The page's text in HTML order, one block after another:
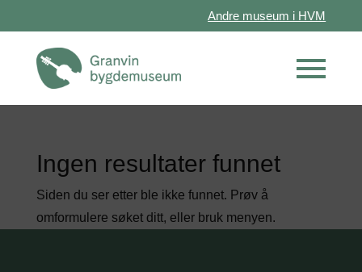
Andre museum i HVM
Ingen resultater funnet
Siden du ser etter ble ikke funnet. Prøv å
omformulere søket ditt, eller bruk menyen.